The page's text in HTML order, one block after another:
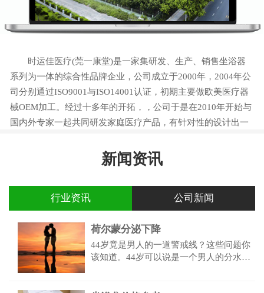
时运佳医疗(莞一康堂)是一家集研发、生产、销售坐浴器
系列为一体的综合性品牌企业，公司成立于2000年，2004年公
司分别通过ISO9001与ISO14001认证，初期主要做欧美医疗器
械OEM加工。经过十多年的开拓，，公司于是在2010年开始与
国内外专家一起共同研发家庭医疗产品，有针对性的设计出一
新闻资讯
行业资讯 公司新闻
荷尔蒙分泌下降
44岁竟是男人的一道警戒线？这些问题你
该知道。44岁可以说是一个男人的分水岭